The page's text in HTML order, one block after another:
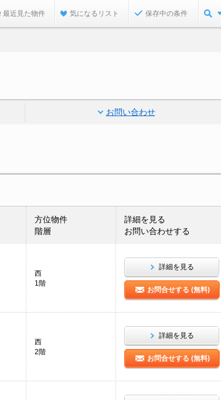
最近見た物件 気になるリスト 保存中の条件
お問い合わせ
方位物件
階層
詳細を見る
お問い合わせする
西
1階
詳細を見る
お問合せする (無料)
西
2階
詳細を見る
お問合せする (無料)